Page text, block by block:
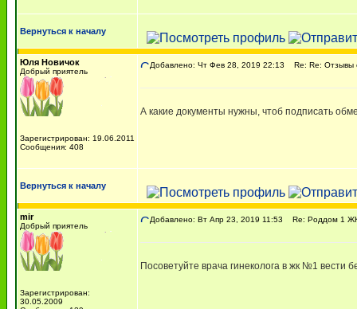
Вернуться к началу
Юля Новичок
Добрый приятель
Зарегистрирован: 19.06.2011
Сообщения: 408
Добавлено: Чт Фев 28, 2019 22:13 Re: Re: Отзывы
А какие документы нужны, чтоб подписать
Вернуться к началу
mir
Добрый приятель
Зарегистрирован:
30.05.2009
Добавлено: Вт Апр 23, 2019 11:53 Re: Роддом 1 ЖК
Посоветуйте врача гинеколога в жк №1 вести